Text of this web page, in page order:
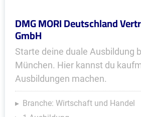
DMG MORI Deutschland
GmbH
Starte deine duale Ausbildung
München. Hier kannst du
Ausbildungen machen.
Branche: Wirtschaft und Handel